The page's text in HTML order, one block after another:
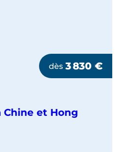
dès 3 830 €
Chine et Hong